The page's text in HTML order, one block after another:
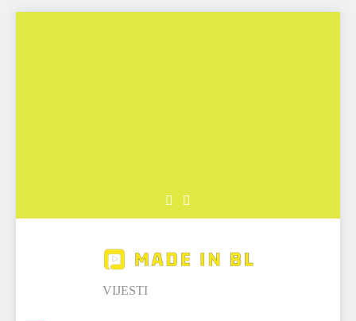
Made in BL
VIJESTI